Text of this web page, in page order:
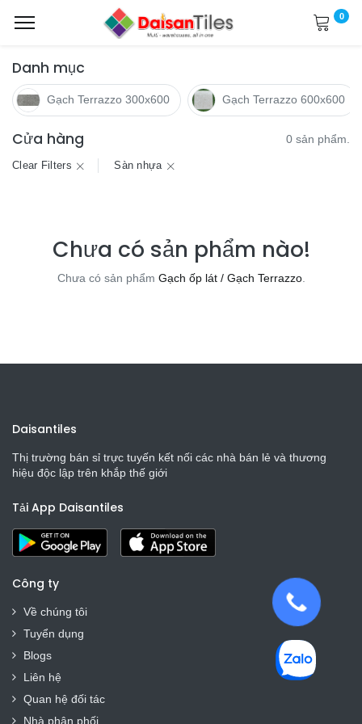
0
Danh mục
Gạch Terrazzo 300x600 Gạch Terrazzo 600x600
Cửa hàng 0 sản phẩm.
Clear Filters Sàn nhựa
Chưa có sản phẩm nào!
Chưa có sản phẩm Gạch ốp lát / Gạch Terrazzo.
Daisantiles
Thị trường bán sỉ trực tuyến kết nối các nhà bán lẻ và thương
hiệu độc lập trên khắp thế giới
Tải App Daisantiles
Công ty
Về chúng tôi
Tuyển dụng
Blogs
Liên hệ
Quan hệ đối tác
Nhà phân phối